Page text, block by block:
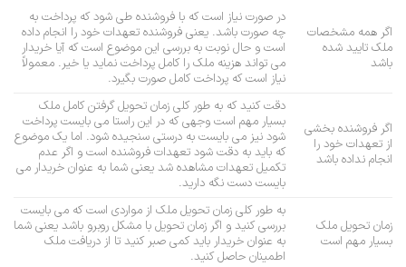
اگر همه مشخصات
ملک تایید شده
باشد
در صورت نیاز است که با فروشنده طی شود که پرداخت به
چه صورت باشد. یعنی فروشنده تعهدات خود را انجام داده
است و حال نوبت به بررسی این موضوع است که آیا خریدار
می تواند هزینه ملک را کامل پرداخت نماید یا خیر. معمولاً
نیاز است که پرداخت کامل صورت بگیرد.
اگر فروشنده بخشی
از تعهدات خود را
انجام نداده باشد
دقت کنید که به طور کلی زمان تحویل گرفتن کامل ملک
بسیار مهم است وجهی که در این راستا می بایست پرداخت
شود نیز می بایست به درستی سنجیده شود. اما یک موضوع
که باید به دقت شود تعهدات فروشنده است و اگر عدم
تکمیل تعهدات مشاهده شد یعنی شما به عنوان خریدار می
بایست دست نگه دارید.
زمان تحویل ملک
بسیار مهم است
به طور کلی زمان تحویل ملک از مواردی است که می بایست
بررسی کنید و اگر زمان تحویل با مشکل روبرو باشد یعنی شما
به عنوان خریدار باید کمی صبر کنید تا از دریافت ملک
اطمینان حاصل کنید.